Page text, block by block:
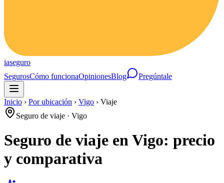
iaseguro
SegurosCómo funcionaOpinionesBlog Pregúntale
Inicio › Por ubicación › Vigo › Viaje
Seguro de viaje · Vigo
Seguro de viaje en Vigo: precio
y comparativa